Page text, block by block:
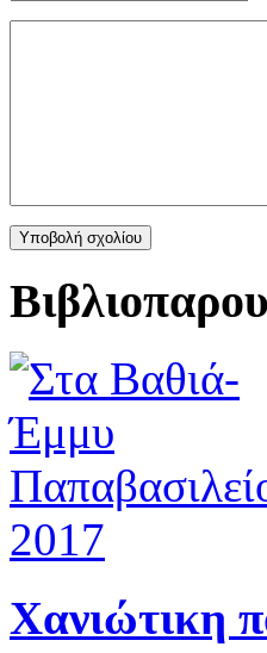
Χανιώτικη